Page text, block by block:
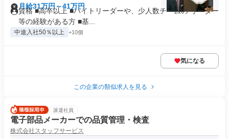
月給31万円～41万円
資格 ■高卒以上 ■バイトリーダーや、少人数チームの リーダー
等の経験がある方 ■基...
中途入社50％以上 +10個
気になる
この企業の類似求人を見る
派遣社員
電子部品メーカーでの品質管理・検査
株式会社スタッフサービス